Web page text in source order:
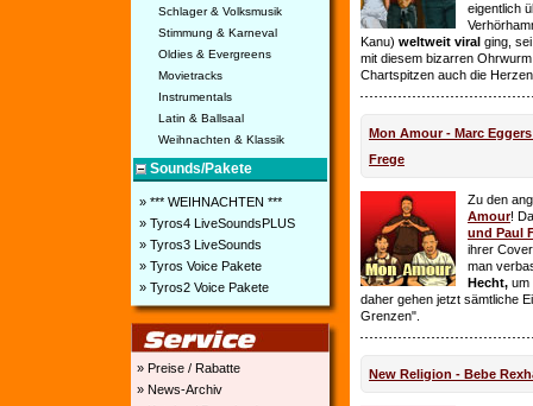
Schlager & Volksmusik
Stimmung & Karneval
Oldies & Evergreens
Movietracks
Instrumentals
Latin & Ballsaal
Weihnachten & Klassik
Sounds/Pakete
» *** WEIHNACHTEN ***
» Tyros4 LiveSoundsPLUS
» Tyros3 LiveSounds
» Tyros Voice Pakete
» Tyros2 Voice Pakete
» Preise / Rabatte
» News-Archiv
eigentlich
Kanu) weltweit viral ging,
mit diesem bizarren
Chartspitzen auch die
Mon Amour - Marc
Frege
Zu den
Amour!
und Paul
ihrer
man
Hecht, um
daher gehen jetzt sämtliche
Grenzen".
New Religion - Bebe